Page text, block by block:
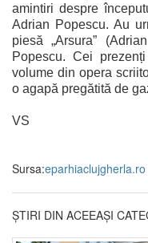
amintiri despre
Adrian Popescu.Au
piesă „Arsura”
Popescu. Cei
volume din opera
o agapă pregătită de
VS
Sursa:eparhiaclujgherla.ro
ȘTIRI DIN ACEEAȘI